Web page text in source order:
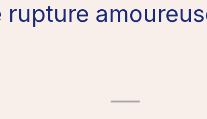
rupture